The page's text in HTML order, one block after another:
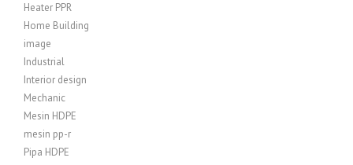
Heater PPR
Home Building
image
Industrial
Interior design
Mechanic
Mesin HDPE
mesin pp-r
Pipa HDPE